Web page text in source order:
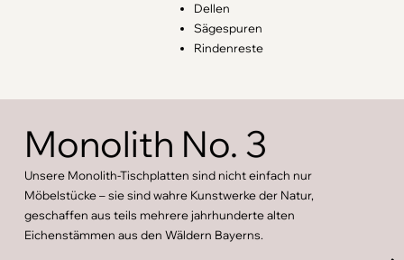
Dellen
Sägespuren
Rindenreste
Monolith No. 3
Unsere Monolith-Tischplatten sind nicht einfach nur
Möbelstücke – sie sind wahre Kunstwerke der Natur,
geschaffen aus teils mehrere jahrhunderte alten
Eichenstämmen aus den Wäldern Bayerns.